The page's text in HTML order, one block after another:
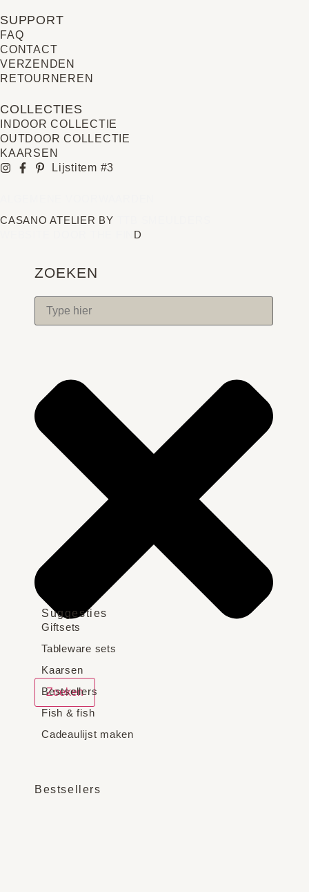
SUPPORT
FAQ
CONTACT
VERZENDEN
RETOURNEREN
COLLECTIES
INDOOR COLLECTIE
OUTDOOR COLLECTIE
KAARSEN
Lijstitem #3
CASANO ATELIER BY
D
ZOEKEN
Zoeken
Suggesties
Giftsets
Tableware sets
Kaarsen
Bestsellers
Fish & fish
Cadeaulijst maken
Bestsellers